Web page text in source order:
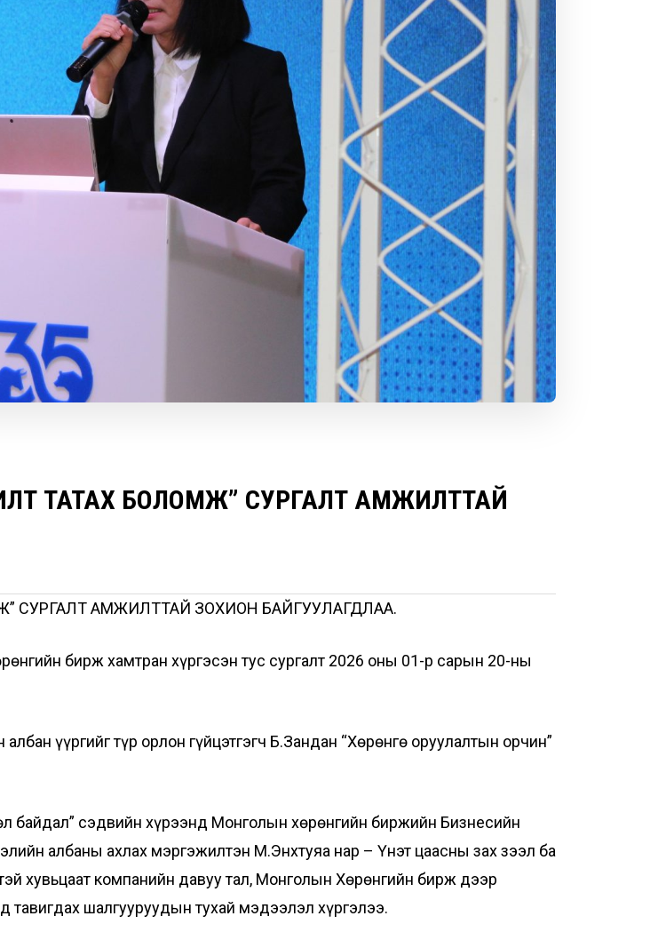
ТАТАХ БОЛОМЖ” СУРГАЛТ АМЖИЛТТАЙ
СУРГАЛТ АМЖИЛТТАЙ ЗОХИОН БАЙГУУЛАГДЛАА.
бирж хамтран хүргэсэн тус сургалт 2026 оны 01-р сарын 20-ны
үүргийг түр орлон гүйцэтгэгч Б.Зандан “Хөрөнгө оруулалтын орчин”
байдал” сэдвийн хүрээнд Монголын хөрөнгийн биржийн Бизнесийн
албаны ахлах мэргэжилтэн М.Энхтуяа нар – Үнэт цаасны зах зээл ба
хувьцаат компанийн давуу тал, Монголын Хөрөнгийн бирж дээр
тавигдах шалгууруудын тухай мэдээлэл хүргэлээ.